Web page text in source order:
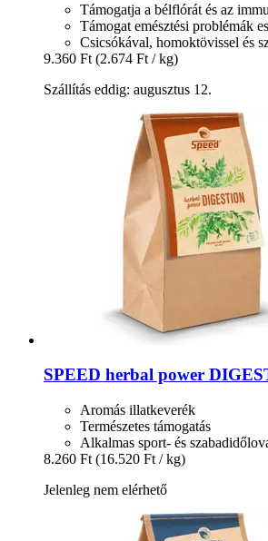
Támogatja a bélflórát és az
Támogat emésztési problémák
Csicsókával, homoktövissel és
9.360 Ft (2.674 Ft / kg)
Szállítás eddig: augusztus 12.
SPEED herbal power
Aromás illatkeverék
Természetes támogatás
Alkalmas sport- és
8.260 Ft (16.520 Ft / kg)
Jelenleg nem elérhető